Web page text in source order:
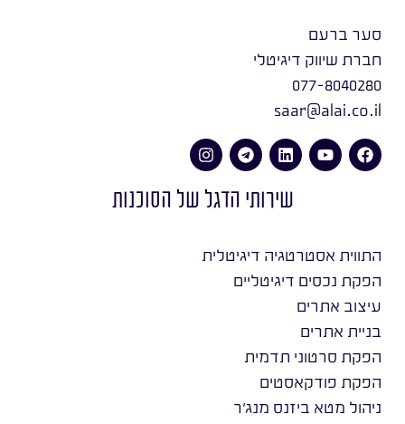
סער ברעם
חברת שיווק דיגיטלי
077-8040280
saar@alai.co.il
שירותי הדגל של הסוכנות
התווית אסטרטגיה דיגיטלית
הפקת נכסים דיגיטליים
עיצוב אתרים
בניית אתרים
הפקת סרטוני תדמית
הפקת פודקאסטים
ניהול מטא ביזנס מנג׳ר